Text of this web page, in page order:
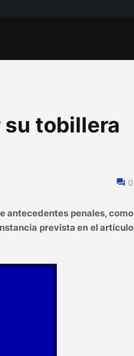
su tobillera
0
antecedentes penales, como
prevista en el artículo